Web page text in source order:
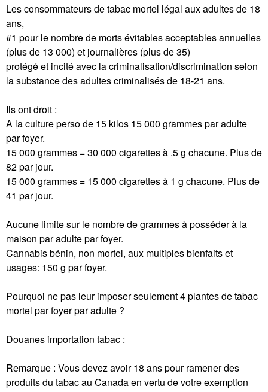
Les consommateurs de tabac mortel légal aux adultes de 18
ans,
#1 pour le nombre de morts évitables acceptables annuelles
(plus de 13 000) et journalières (plus de 35)
protégé et incité avec la criminalisation/discrimination selon
la substance des adultes criminalisés de 18-21 ans.
Ils ont droit :
A la culture perso de 15 kilos 15 000 grammes par adulte
par foyer.
15 000 grammes = 30 000 cigarettes à .5 g chacune. Plus de
82 par jour.
15 000 grammes = 15 000 cigarettes à 1 g chacune. Plus de
41 par jour.
Aucune limite sur le nombre de grammes à posséder à la
maison par adulte par foyer.
Cannabis bénin, non mortel, aux multiples bienfaits et
usages: 150 g par foyer.
Pourquoi ne pas leur imposer seulement 4 plantes de tabac
mortel par foyer par adulte ?
Douanes importation tabac :
Remarque : Vous devez avoir 18 ans pour ramener des
produits du tabac au Canada en vertu de votre exemption